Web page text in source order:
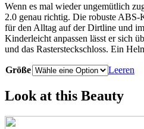
Wenn es mal wieder ungemütlich
2.0 genau richtig. Die robuste
für den Alltag auf der Dirtline und
Kinderleicht anpassen lässt er sich
und das Rastersteckschloss. Ein
Größe Leeren
Look at this Beauty